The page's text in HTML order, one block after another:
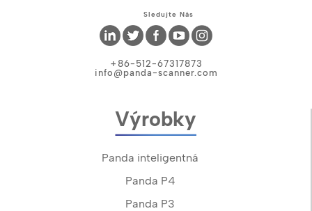
Sledujte Nás
+86-512-67317873
info@panda-scanner.com
Výrobky
Panda inteligentná
Panda P4
Panda P3